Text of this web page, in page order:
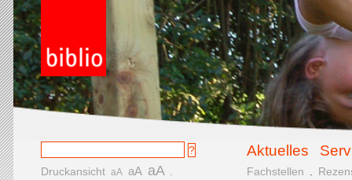
Aktuelles
Druckansicht aA aA aA Fachstellen